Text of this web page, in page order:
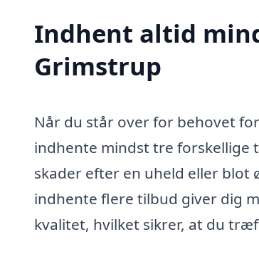
Indhent altid
Grimstrup
Når du står over for behovet
indhente mindst tre
skader efter en uheld eller blot
indhente flere tilbud giver dig
kvalitet, hvilket sikrer, at du